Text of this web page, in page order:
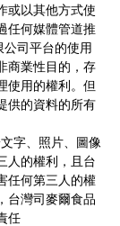
或以其他方式使
任何媒體管道推
司平台的使用
商業性目的，存
使用的權利。但
供的資料的所有
人的權利，且台
任何第三人的權
台灣司麥爾食品
任